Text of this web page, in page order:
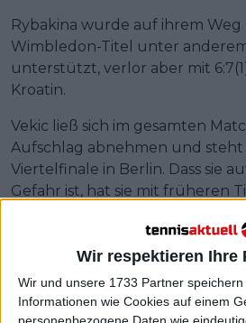
Wir respektieren Ihre
Wir und unsere 1733 Partner
Informationen wie Cookies auf einem
Rybakina wurde auf ihrem
Wimbledon-Titel unter
unterstützt, verlor aber mit
Kroatin.
Vekic ließ sich im gesamten
Aufschlag abnehmen und steht
Viertelfinale in Berlin. Dass sie
Gefahr ist, hat sie mit früheren